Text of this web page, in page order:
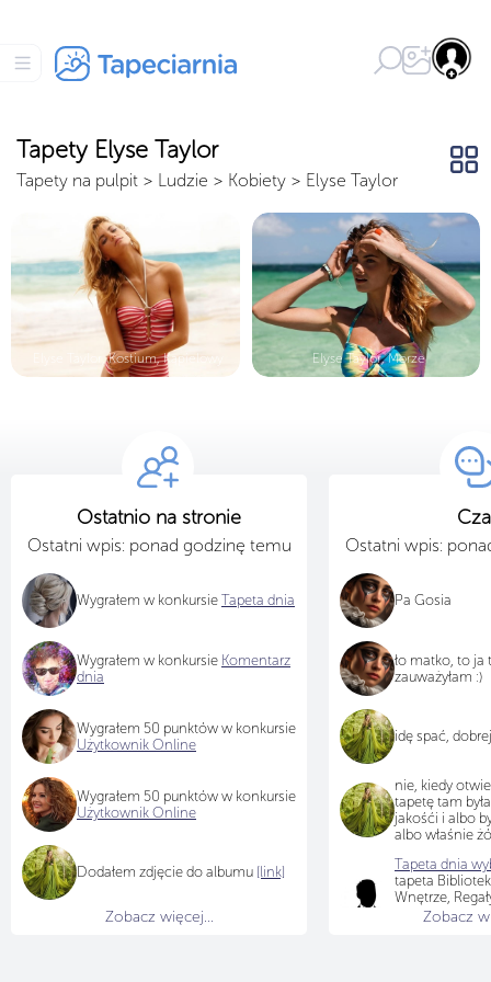
Tapety Elyse Taylor
Tapety na pulpit > Ludzie > Kobiety > Elyse Taylor
Elyse Taylor, Kostium, Kąpielowy Elyse Taylor, Morze
Ostatnio na stronie
Ostatni wpis: ponad godzinę temu
Wygrałem w konkursie Tapeta dnia
Wygrałem w konkursie Komentarz
dnia
Wygrałem 50 punktów w konkursie
Użytkownik Online
Wygrałem 50 punktów w konkursie
Użytkownik Online
Dodałem zdjęcie do albumu [link]
Zobacz więcej...
Ostatni wpis:
Pa Gosia
ło matko, to ja
zauważyłam :)
idę spać,
nie, kiedy
tapetę tam
jakośći i albo
albo właśnie
Tapeta dnia
tapeta
Wnętrze,
Fotel, Biurko,
Zobacz